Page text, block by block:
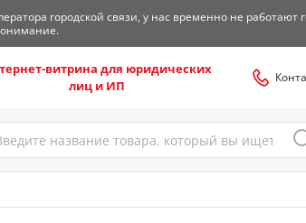
городской связи, у нас временно не
витрина для юридических
лиц и ИП